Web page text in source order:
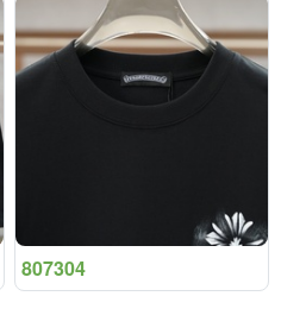
807304